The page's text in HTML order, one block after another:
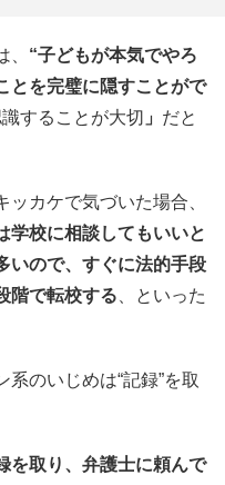
、 “子どもが本気でやろ
とを完璧に隠すことがで
することが大切 」 だと
ッカケで気づいた場合、
学校に相談してもいいと
いので、すぐに法的手段
階で転校する 、といった
のいじめは“記録”を取
を取り、弁護士に頼んで